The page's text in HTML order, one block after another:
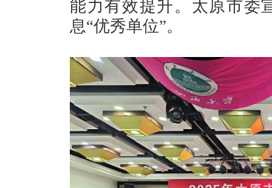
能力有效提升。太原市委
息“优秀单位”。